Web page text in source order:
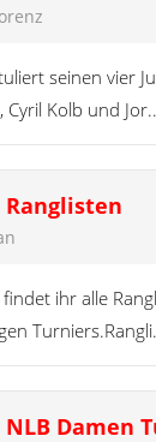
seinen vier
Kolb und
ihr alle
Damen